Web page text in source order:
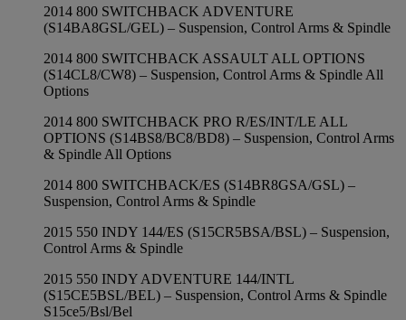
2014 800 SWITCHBACK ADVENTURE
(S14BA8GSL/GEL) – Suspension, Control Arms & Spindle
2014 800 SWITCHBACK ASSAULT ALL OPTIONS
(S14CL8/CW8) – Suspension, Control Arms & Spindle All
Options
2014 800 SWITCHBACK PRO R/ES/INT/LE ALL
OPTIONS (S14BS8/BC8/BD8) – Suspension, Control Arms
& Spindle All Options
2014 800 SWITCHBACK/ES (S14BR8GSA/GSL) –
Suspension, Control Arms & Spindle
2015 550 INDY 144/ES (S15CR5BSA/BSL) – Suspension,
Control Arms & Spindle
2015 550 INDY ADVENTURE 144/INTL
(S15CE5BSL/BEL) – Suspension, Control Arms & Spindle
S15ce5/Bsl/Bel